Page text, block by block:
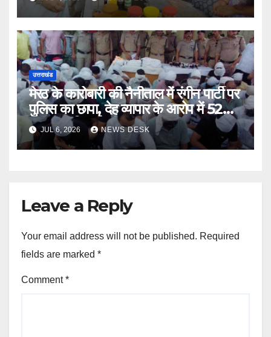
उत्तराखंड
मेरठ के कारोबारी की नैनीताल में रंगीन पार्टी पर
पुलिस का छापा, देह व्यापार के आरोप में 52
गिरफ्तार, रिजॉर्ट सील
JUL 6, 2026 NEWS DESK
Leave a Reply
Your email address will not be published. Required
fields are marked *
Comment*